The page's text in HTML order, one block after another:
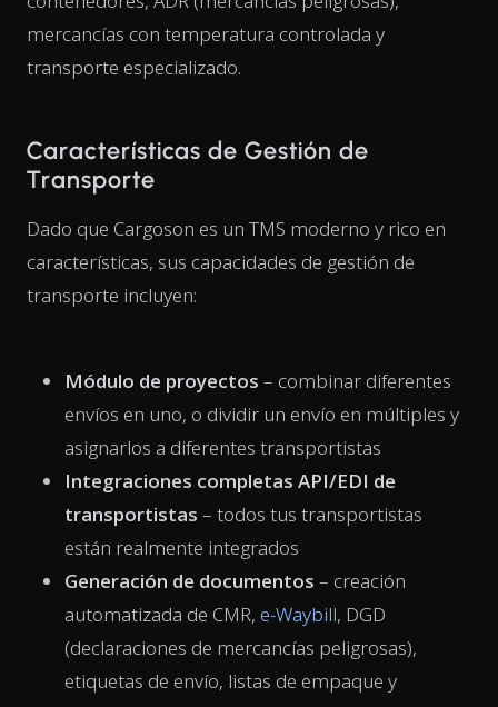
mercancías con temperatura controlada y
transporte especializado.
Características de Gestión de
Transporte
Dado que Cargoson es un TMS moderno y rico en
características, sus capacidades de gestión de
transporte incluyen:
Módulo de proyectos – combinar diferentes
envíos en uno, o dividir un envío en múltiples y
asignarlos a diferentes transportistas
Integraciones completas API/EDI de
transportistas – todos tus transportistas
están realmente integrados
Generación de documentos – creación
automatizada de CMR, e-Waybill, DGD
(declaraciones de mercancías peligrosas),
etiquetas de envío, listas de empaque y